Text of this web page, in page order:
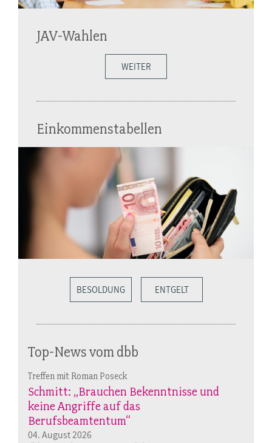
JAV-Wahlen
WEITER
Einkommenstabellen
BESOLDUNG ENTGELT
Top-News vom dbb
Treffen mit Roman Poseck
Schmitt: „Brauchen Bekenntnisse und
keine Angriffe auf das
Berufsbeamtentum“
04. August 2026